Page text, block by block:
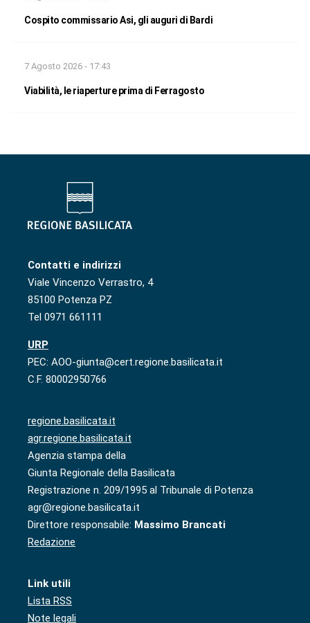
Cospito commissario Asi, gli auguri di Bardi
7 Agosto 2026 - 17:43
Viabilità, le riaperture prima di Ferragosto
Contatti e indirizzi
Viale Vincenzo Verrastro, 4
85100 Potenza PZ
Tel 0971 661111
URP
PEC: AOO-giunta@cert.regione.basilicata.it
C.F. 80002950766
regione.basilicata.it
agr.regione.basilicata.it
Agenzia stampa della
Giunta Regionale della Basilicata
Registrazione n. 209/1995 al Tribunale di Potenza
agr@regione.basilicata.it
Direttore responsabile: Massimo Brancati
Redazione
Link utili
Lista RSS
Note legali